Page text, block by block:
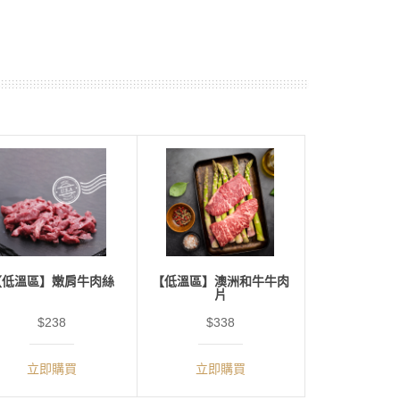
低溫區】嫩肩牛肉絲
$238
立即購買
【低溫區】澳洲和牛牛肉
片
$338
立即購買